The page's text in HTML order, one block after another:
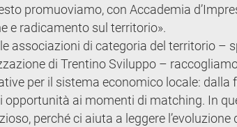
promuoviamo, con Accademia
e radicamento sul territorio».
associazioni di categoria del territorio –
di Trentino Sviluppo –
per il sistema economico locale: dalla
opportunità ai momenti di matching. In
perché ci aiuta a leggere